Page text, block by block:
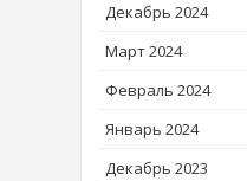
Декабрь 2024
Март 2024
Февраль 2024
Январь 2024
Декабрь 2023